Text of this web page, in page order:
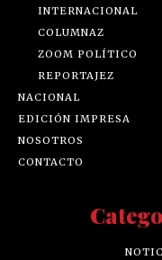
INTERNACIONAL
COLUMNAZ
ZOOM POLÍTICO
REPORTAJEZ
NACIONAL
EDICIÓN IMPRESA
NOSOTROS
CONTACTO